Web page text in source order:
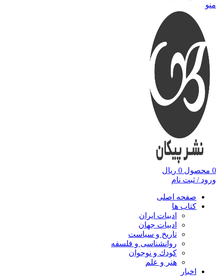
منو
0 محصول 0 ریال
ورود / ثبت نام
صفحه اصلی
کتاب ها
ادبیات ایران
ادبیات جهان
تاریخ و سیاست
روانشناسی و فلسفه
کودك و نوجوان
هنر و علم
اخبار